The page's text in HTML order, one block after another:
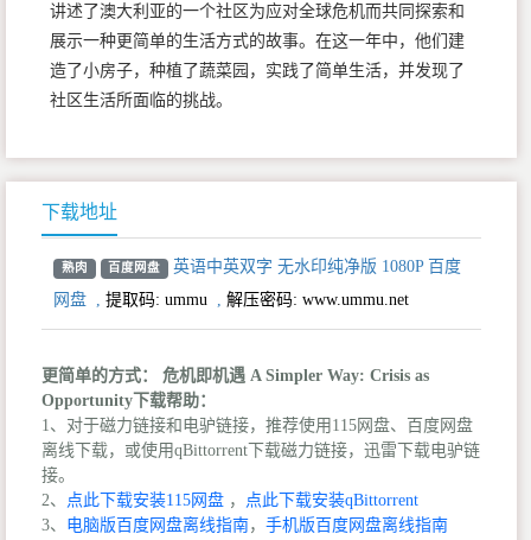
讲述了澳大利亚的一个社区为应对全球危机而共同探索和
展示一种更简单的生活方式的故事。在这一年中，他们建
造了小房子，种植了蔬菜园，实践了简单生活，并发现了
社区生活所面临的挑战。
下载地址
熟肉 百度网盘
英语中英双字 无水印纯净版 1080P 百度
网盘 , 提取码: ummu , 解压密码: www.ummu.net
更简单的方式： 危机即机遇 A Simpler Way: Crisis as
Opportunity下载帮助：
1、对于磁力链接和电驴链接，推荐使用115网盘、百度网盘
离线下载，或使用qBittorrent下载磁力链接，迅雷下载电驴链
接。
2、 点此下载安装115网盘 ， 点此下载安装qBittorrent
3、 电脑版百度网盘离线指南， 手机版百度网盘离线指南